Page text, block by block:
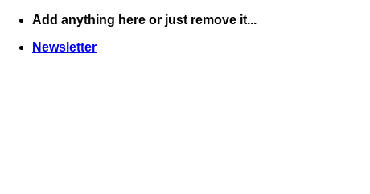
Skip
content
Add anything here or just remove it...
Newsletter